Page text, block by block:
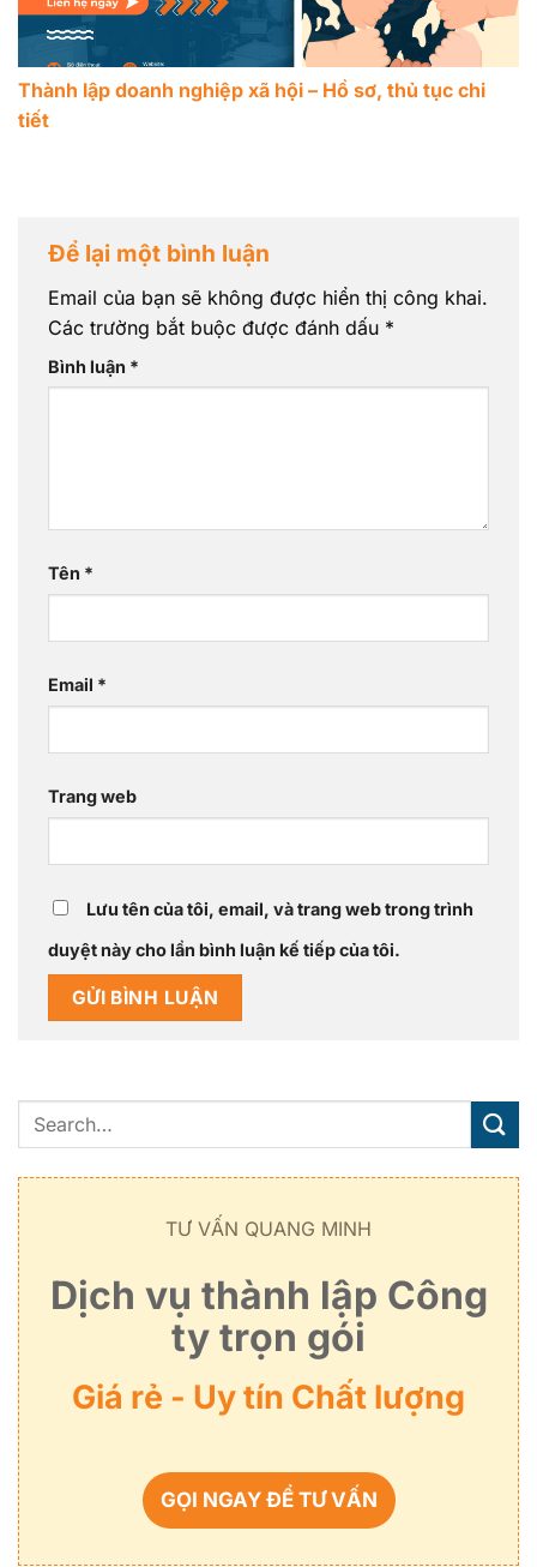
Thành lập doanh nghiệp xã hội – Hồ sơ, thủ tục chi
tiết
Để lại một bình luận
Email của bạn sẽ không được hiển thị công khai.
Các trường bắt buộc được đánh dấu *
Bình luận *
Tên *
Email *
Trang web
Lưu tên của tôi, email, và trang web trong trình
duyệt này cho lần bình luận kế tiếp của tôi.
TƯ VẤN QUANG MINH
Dịch vụ thành lập Công
ty trọn gói
Giá rẻ - Uy tín Chất lượng
GỌI NGAY ĐỂ TƯ VẤN